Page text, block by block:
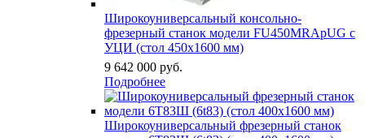
Широкоуниверсальный консольно-
фрезерный станок модели FU450MRApUG с
УЦИ (стол 450х1600 мм)
9 642 000 руб.
Подробнее
Широкоуниверсальный фрезерный станок